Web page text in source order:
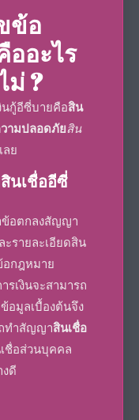
ข้อ
ออะไร
ม่ ?
นกู้อีซี่บายคือสิน
ามปลอดภัยสิน
ย
สินเชื่ออีซี่
ข้อตกลงสัญญา
รายละเอียดสิน
อกฎหมาย
รเงินจะสามารถ
อมูลเบื้องต้นจึง
ถทำสัญญาสินเชื่อ
ชื่อส่วนบุคคล
ดี